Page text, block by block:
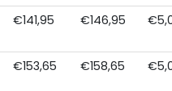
€141,95 €146,95
€153,65 €158,65